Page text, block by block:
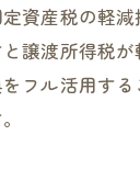
資産税の軽
譲渡所得税
フル活用す